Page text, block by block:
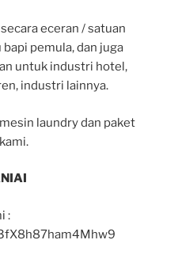
eceran / satuan
pemula, dan juga
untuk industri hotel,
industri lainnya.
laundry dan paket
: